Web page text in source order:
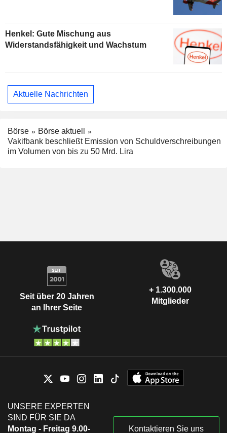
Henkel: Gute Mischung aus
Widerstandsfähigkeit und Wachstum
Aktuelle Nachrichten
Börse
Börse aktuell
Vakifbank beschließt Emission von Schuldverschreibungen
im Volumen von bis zu 50 Mrd. Lira
Seit über 20 Jahren
an Ihrer Seite
+ 1.300.000
Mitglieder
UNSERE EXPERTEN
SIND FÜR SIE DA
Montag - Freitag 9.00-
Kontaktieren Sie uns